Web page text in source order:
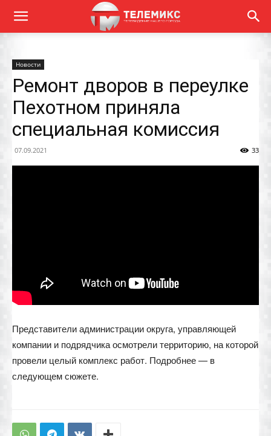
Новости
Ремонт дворов в переулке
Пехотном приняла
специальная комиссия
07.09.2021 33
Представители администрации округа, управляющей
компании и подрядчика осмотрели территорию, на которой
провели целый комплекс работ. Подробнее — в
следующем сюжете.